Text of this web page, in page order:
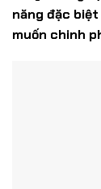
năng đặc
muốn chinh